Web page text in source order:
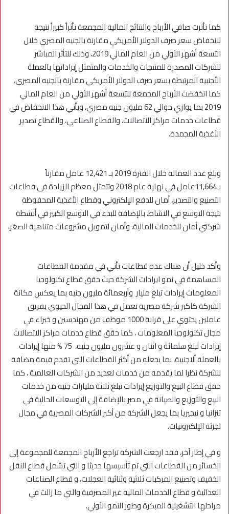
كما تأثرت صافي الأرباح والنتائج المالية المجمعة تأثراً كبيراً نتيجة
لانخفاض سعر صرف الدولار الأمريكي مقارنة بالجنيه المصري خلال
التسعة أشهر الأولي من العام المالي 2019، وذلك للتأثر المباشر
للشركات المصدرة للمنتجات والخدمات والمتمثل إيراداتها بالعملة
الأجنبية المرتبطة بسعر صرف الدولار الأمريكي مقارنة بالجنيه المصري،
كما انخفضت الأرباح المجمعة للتسعة أشهر الأولي من العام المالي
2019 بما يوازي حوالي 62 مليون جنيه مصري، ويأتي هذا الانخفاض في
قطاعات خدمات مراكز الاتصالات، والقطاع الصناعي، والقطاع تصدير
الأغذية المجمدة.
وبلغ عدد العمالة خلال الفترة 2019 بـ 12,421 عامل مقارناً
بـ11,664عامل في نهاية عام 2018 وتتمثل معظم الزيادة فى قطاعات
التصنيع والتصدير، أمان للدفع الإلكتروني وقطاع الأغذية المحفوظة
نتيجة التوسع في النشاط، بالإضافة للبدء في التوسع الكبير في أنشطة
شركتي أمان للخدمات المالية، وأمان لتمويل مشروعات متناهية الصغر.
وأكد خليل أن هناك عدة قطاعات تأتي في مقدمة القطاعات
المساهمة في نمو ايرادات الشركة حيث حقق قطاع تكنولوجيا
المعلومات إيرادات تبلغ مليار وأربعمائة مليون جنيه بما يعكس مكانة
الشركة كاكبر شركة مصرية تعمل في هذا المجال الحيوي بفريق
عاملين يحتوي على قرابة 1000 موظف من مهندسين و خبراء في
مجال تكنولوجيا المعلومات ، كما حقق قطاع خدمات مراكز الاتصالات
إيرادات تبلغ ستمائة و اثنان و عشرون مليون جنيه، 75 % منها إيرادات
بالعملة ألاجنبية، بما يجعله من أكثر القطاعات التي تقدم قيمة مضافة
للشركة نظرا لما يقدمه من خدمات لعديد من الشركات العالمية ، كما
حقق قطاع البيع والتوزيع إيرادات تبلغ ثلاثة مليارات جنيه من خدمات
البيع والتوزيع والصيانة في مصر بالإضافة إلى التوسعات الحالية في
تنزانيا و نيجيريا بما يجعل الشركة من أكبر الشركات المصرية في مجال
تجزئة الإلكترونيات.
و في إطار آخر، فقد ارجعت الشركة تراجع الأرباح المجمعة للمجموعة إلى
الخسائر من القطاعات التي تم تأسيسها حديثا و التي تشمل قطاع النقل
الخفيف وتصنيع المركبات ثلاثية وثنائية العجلات، و قطاع الصناعات
الغذائية و قطاع الخدمات المالية غير المصرفية والتي ما زالت في
مراحلها التشغيلية المبكرة وطور النمو الأولي.